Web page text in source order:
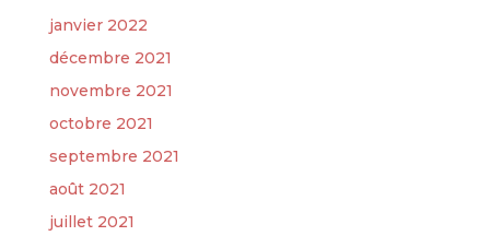
janvier 2022
décembre 2021
novembre 2021
octobre 2021
septembre 2021
août 2021
juillet 2021